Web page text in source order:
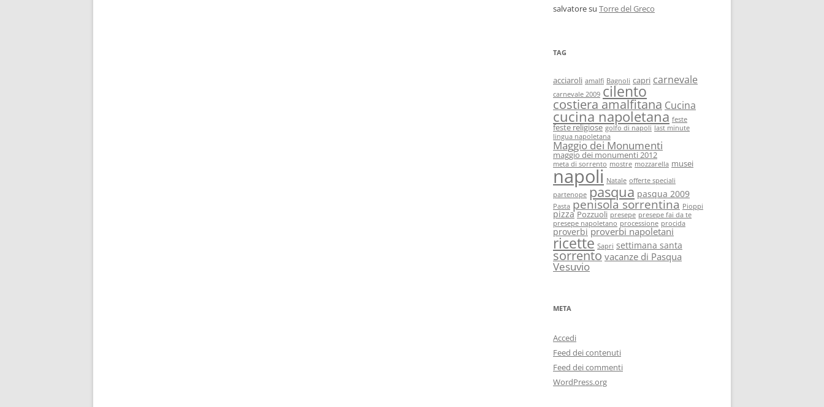
salvatoresu Torre del Greco
TAG
acciaroli amalfi Bagnoli capri carnevale
carnevale 2009 cilento
costiera amalfitana Cucina
cucina napoletana feste
feste religiose golfo di napoli last minute
lingua napoletana
Maggio dei Monumenti
maggio dei monumenti 2012
meta di sorrento mostre mozzarella musei
napoli Natale offerte speciali
partenope pasqua pasqua 2009
Pasta penisola sorrentina Pioppi
pizza Pozzuoli presepe presepe fai da te
presepe napoletano processione procida
proverbi proverbi napoletani
ricette Sapri settimana santa
sorrento vacanze di Pasqua
Vesuvio
META
Accedi
Feed dei contenuti
Feed dei commenti
WordPress.org